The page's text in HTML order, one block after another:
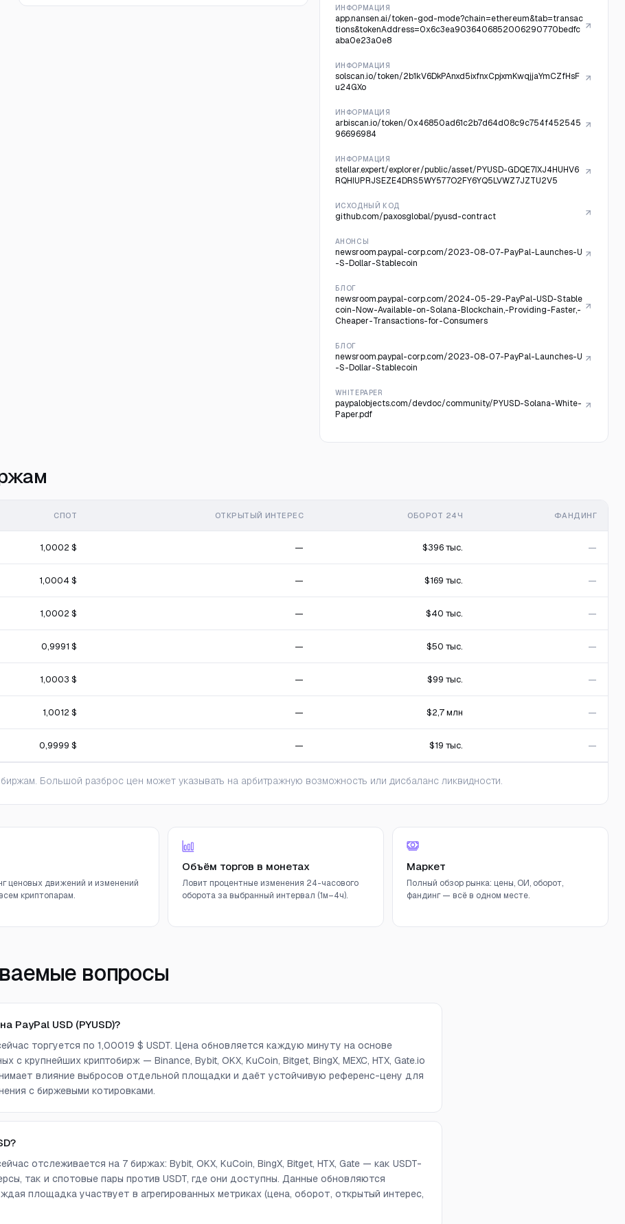
ИНФОРМАЦИЯ
app.nansen.ai/token-god-mode?chain=ethereum&tab=transac
tions&tokenAddress=0x6c3ea9036406852006290770bedfc
aba0e23a0e8
ИНФОРМАЦИЯ
solscan.io/token/2b1kV6DkPAnxd5ixfnxCpjxmKwqjjaYmCZfHsF
u24GXo
ИНФОРМАЦИЯ
arbiscan.io/token/0x46850ad61c2b7d64d08c9c754f452545
96696984
ИНФОРМАЦИЯ
stellar.expert/explorer/public/asset/PYUSD-GDQE7IXJ4HUHV6
RQHIUPRJSEZE4DRS5WY577O2FY6YQ5LVWZ7JZTU2V5
ИСХОДНЫЙ КОД
github.com/paxosglobal/pyusd-contract
АНОНСЫ
newsroom.paypal-corp.com/2023-08-07-PayPal-Launches-U
-S-Dollar-Stablecoin
БЛОГ
newsroom.paypal-corp.com/2024-05-29-PayPal-USD-Stable
coin-Now-Available-on-Solana-Blockchain,-Providing-Faster,-
Cheaper-Transactions-for-Consumers
БЛОГ
newsroom.paypal-corp.com/2023-08-07-PayPal-Launches-U
-S-Dollar-Stablecoin
WHITEPAPER
paypalobjects.com/devdoc/community/PYUSD-Solana-White-
Paper.pdf
СПОТ ОТКРЫТЫЙ ИНТЕРЕС ОБОРОТ 24Ч ФАНДИНГ
1,0002 $ — $396 тыс. —
1,0004 $ — $169 тыс. —
1,0002 $ — $40 тыс. —
0,9991 $ — $50 тыс. —
1,0003 $ — $99 тыс. —
1,0012 $ — $2,7 млн —
0,9999 $ — $19 тыс. —
Большой разброс цен может указывать на арбитражную возможность или дисбаланс ликвидности.
ценовых движений и изменений
криптопарам.
Объём торгов в монетах
Ловит процентные изменения 24-часового
оборота за выбранный интервал (1м–4ч).
Маркет
Полный обзор рынка: цены, ОИ, оборот,
фандинг — всё в одном месте.
вопросы
PayPal USD (PYUSD)?
торгуется по 1,00019 $ USDT. Цена обновляется каждую минуту на основе
с крупнейших криптобирж — Binance, Bybit, OKX, KuCoin, Bitget, BingX, MEXC, HTX, Gate.io
влияние выбросов отдельной площадки и даёт устойчивую референс-цену для
с биржевыми котировками.
отслеживается на 7 биржах: Bybit, OKX, KuCoin, BingX, Bitget, HTX, Gate — как USDT-
так и спотовые пары против USDT, где они доступны. Данные обновляются
площадка участвует в агрегированных метриках (цена, оборот, открытый интерес,